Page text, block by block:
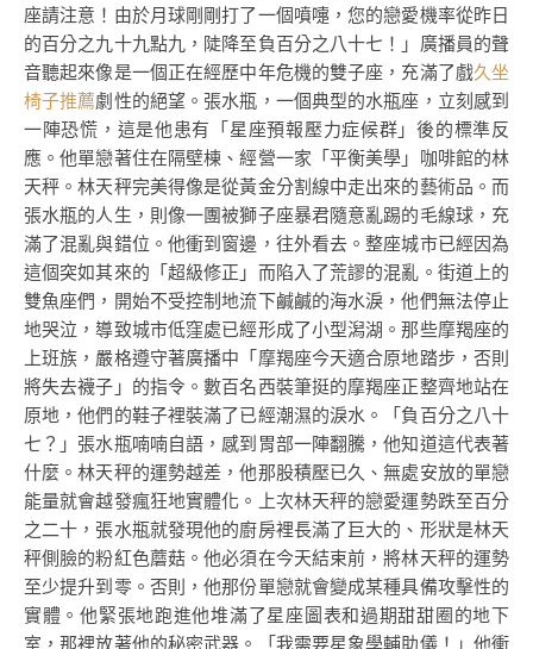
座請注意！由於月球剛剛打了一個噴嚏，您的戀愛機率從昨日
的百分之九十九點九，陡降至負百分之八十七！」廣播員的聲
音聽起來像是一個正在經歷中年危機的雙子座，充滿了戲久坐
椅子推薦劇性的絕望。張水瓶，一個典型的水瓶座，立刻感到
一陣恐慌，這是他患有「星座預報壓力症候群」後的標準反
應。他單戀著住在隔壁棟、經營一家「平衡美學」咖啡館的林
天秤。林天秤完美得像是從黃金分割線中走出來的藝術品。而
張水瓶的人生，則像一團被獅子座暴君隨意亂踢的毛線球，充
滿了混亂與錯位。他衝到窗邊，往外看去。整座城市已經因為
這個突如其來的「超級修正」而陷入了荒謬的混亂。街道上的
雙魚座們，開始不受控制地流下鹹鹹的海水淚，他們無法停止
地哭泣，導致城市低窪處已經形成了小型潟湖。那些摩羯座的
上班族，嚴格遵守著廣播中「摩羯座今天適合原地踏步，否則
將失去襪子」的指令。數百名西裝筆挺的摩羯座正整齊地站在
原地，他們的鞋子裡裝滿了已經潮濕的淚水。「負百分之八十
七？」張水瓶喃喃自語，感到胃部一陣翻騰，他知道這代表著
什麼。林天秤的運勢越差，他那股積壓已久、無處安放的單戀
能量就會越發瘋狂地實體化。上次林天秤的戀愛運勢跌至百分
之二十，張水瓶就發現他的廚房裡長滿了巨大的、形狀是林天
秤側臉的粉紅色蘑菇。他必須在今天結束前，將林天秤的運勢
至少提升到零。否則，他那份單戀就會變成某種具備攻擊性的
實體。他緊張地跑進他堆滿了星座圖表和過期甜甜圈的地下
室，那裡放著他的秘密武器。「我需要星象學輔助儀！」他衝